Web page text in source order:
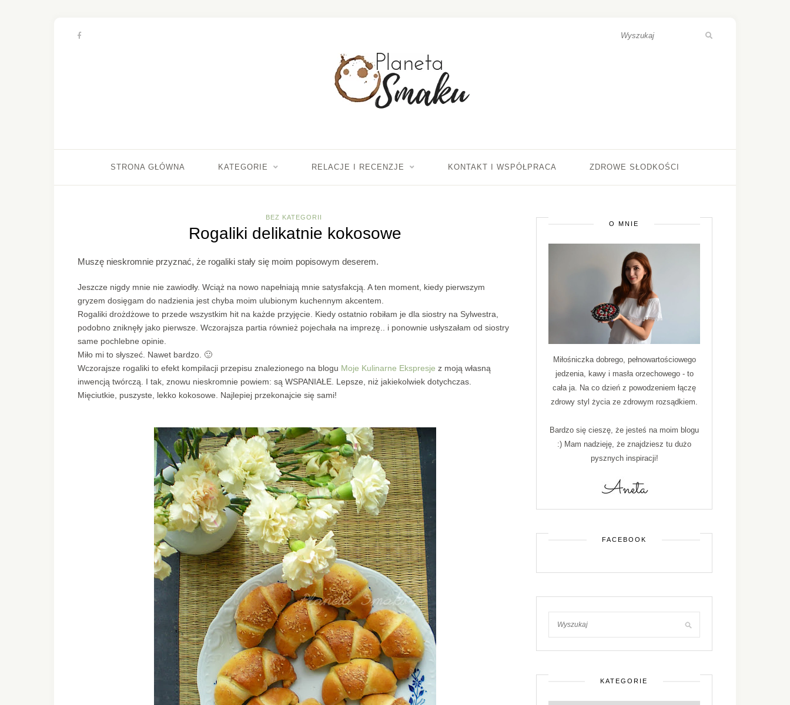
STRONA GŁÓWNA KATEGORIE RELACJE I RECENZJE KONTAKT I WSPÓŁPRACA ZDROWE SŁODKOŚCI
BEZ KATEGORII
Rogaliki delikatnie kokosowe
Muszę nieskromnie przyznać, że rogaliki stały się moim popisowym deserem.
Jeszcze nigdy mnie nie zawiodły. Wciąż na nowo napełniają mnie satysfakcją. A ten moment, kiedy pierwszym
gryzem dosięgam do nadzienia jest chyba moim ulubionym kuchennym akcentem.
Rogaliki drożdżowe to przede wszystkim hit na każde przyjęcie. Kiedy ostatnio robiłam je dla siostry na Sylwestra,
podobno zniknęły jako pierwsze. Wczorajsza partia również pojechała na imprezę.. i ponownie usłyszałam od siostry
same pochlebne opinie.
Miło mi to słyszeć. Nawet bardzo. 🙂
Wczorajsze rogaliki to efekt kompilacji przepisu znalezionego na blogu Moje Kulinarne Ekspresje z moją własną
inwencją twórczą. I tak, znowu nieskromnie powiem: są WSPANIAŁE. Lepsze, niż jakiekolwiek dotychczas.
Mięciutkie, puszyste, lekko kokosowe. Najlepiej przekonajcie się sami!
O MNIE
Miłośniczka dobrego, pełnowartościowego
jedzenia, kawy i masła orzechowego - to
cała ja. Na co dzień z powodzeniem łączę
zdrowy styl życia ze zdrowym rozsądkiem.
Bardzo się cieszę, że jesteś na moim blogu
:) Mam nadzieję, że znajdziesz tu dużo
pysznych inspiracji!
FACEBOOK
KATEGORIE